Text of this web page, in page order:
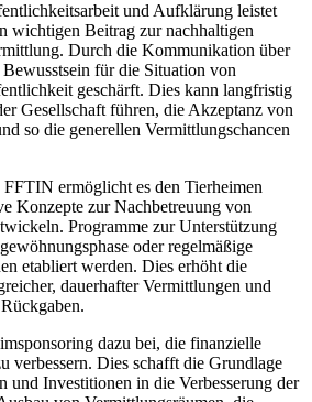
und Aufklärung leistet
wichtigen Beitrag zur nachhaltigen
Durch die Kommunikation über
für die Situation von
geschärft. Dies kann langfristig
Gesellschaft führen, die Akzeptanz von
so die generellen Vermittlungschancen
ermöglicht es den Tierheimen
Konzepte zur Nachbetreuung von
Programme zur Unterstützung
oder regelmäßige
etabliert werden. Dies erhöht die
dauerhafter Vermittlungen und
dazu bei, die finanzielle
verbessern. Dies schafft die Grundlage
und Investitionen in die Verbesserung der